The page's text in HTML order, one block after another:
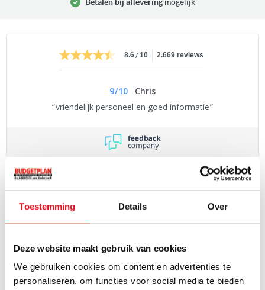
Toestemming Details Over
Deze website maakt gebruik van cookies
We gebruiken cookies om content en advertenties te
personaliseren, om functies voor social media te bieden
8.6/ 10 2.669 reviews
9/10
Chris
vriendelijk personeel en goed informatie
PRODUCTOMSCHRIJVING
De Siemens HB632GBS1 is een 60 cm brede inbouwoven voorzien
deze Siemens oven over een 71 liter inhoud, een TFT fullTouch
netjes sluit!
Lees volledige productomschrijving